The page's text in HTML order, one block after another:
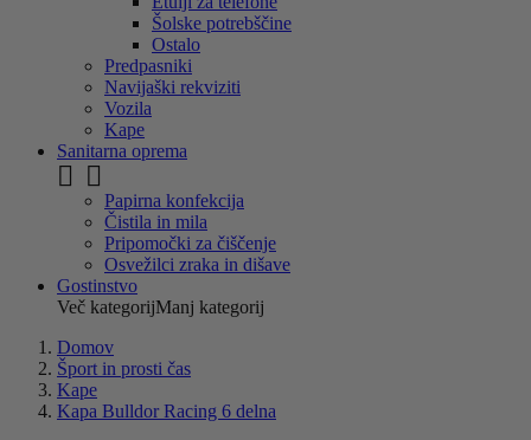
Šolske potrebščine
Ostalo
Predpasniki
Navijaški rekviziti
Vozila
Kape
Sanitarna oprema
 
Papirna konfekcija
Čistila in mila
Pripomočki za čiščenje
Osvežilci zraka in dišave
Gostinstvo
Več kategorijManj kategorij
Domov
Šport in prosti čas
Kape
Kapa Bulldor Racing 6 delna